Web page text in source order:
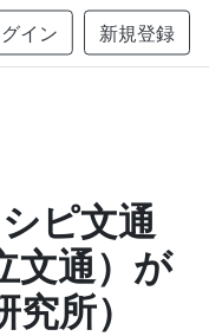
イン 新規登録
ピ文通
文通）が
所）